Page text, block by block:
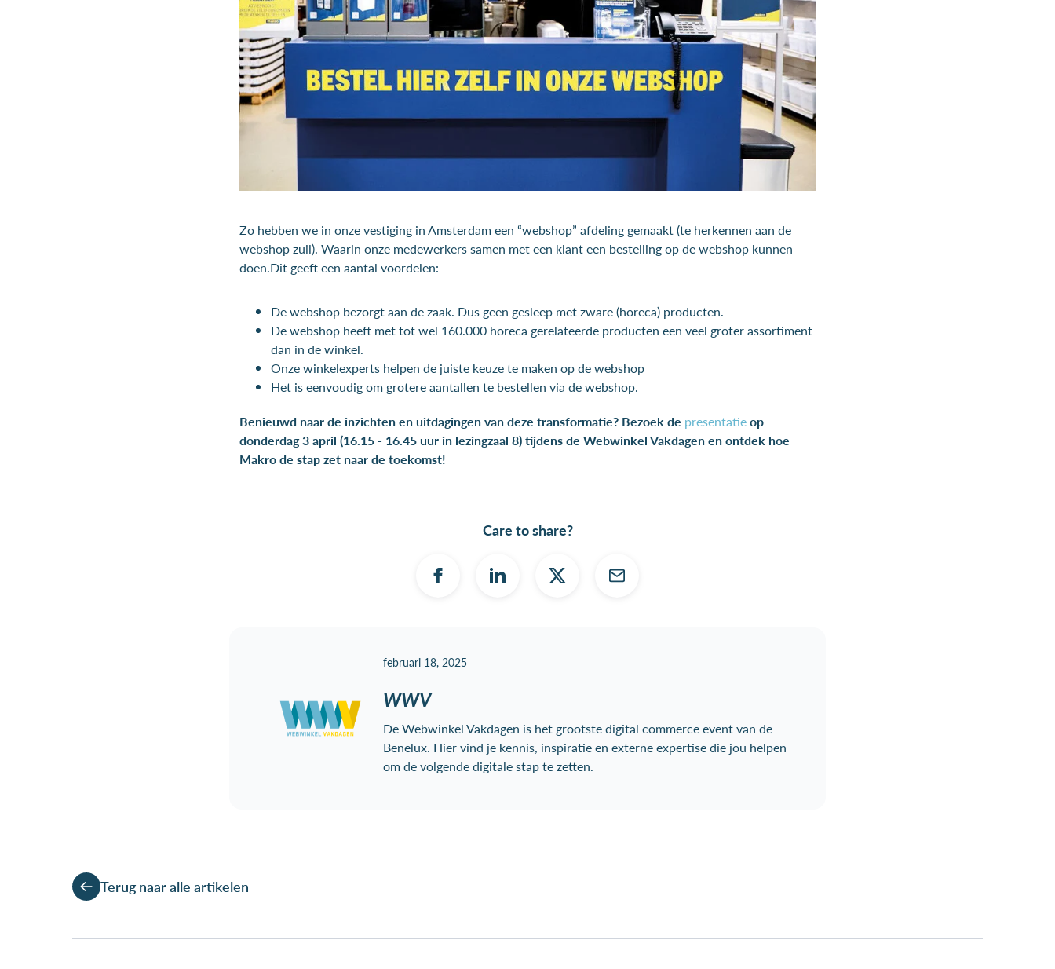
Zo hebben we in onze vestiging in Amsterdam een “webshop” afdeling gemaakt (te herkennen aan de
webshop zuil). Waarin onze medewerkers samen met een klant een bestelling op de webshop kunnen
doen.Dit geeft een aantal voordelen:
De webshop bezorgt aan de zaak. Dus geen gesleep met zware (horeca) producten.
De webshop heeft met tot wel 160.000 horeca gerelateerde producten een veel groter assortiment
dan in de winkel.
Onze winkelexperts helpen de juiste keuze te maken op de webshop
Het is eenvoudig om grotere aantallen te bestellen via de webshop.
Benieuwd naar de inzichten en uitdagingen van deze transformatie? Bezoek de presentatieop
donderdag 3 april (16.15 - 16.45 uur in lezingzaal 8) tijdens de Webwinkel Vakdagen en ontdek hoe
Makro de stap zet naar de toekomst!
Care to share?
februari 18, 2025
WWV
De Webwinkel Vakdagen is het grootste digital commerce event van de
Benelux. Hier vind je kennis, inspiratie en externe expertise die jou helpen
om de volgende digitale stap te zetten.
Terug naar alle artikelen